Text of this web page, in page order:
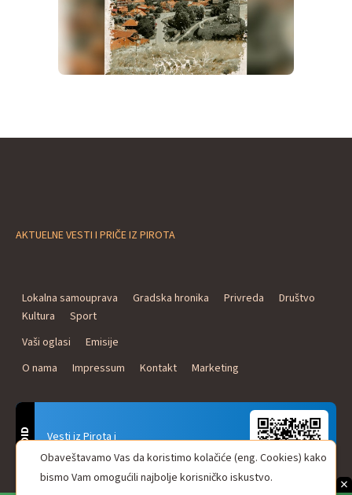
×
AKTUELNE VESTI I PRIČE IZ PIROTA
Lokalna samouprava Gradska hronika Privreda
Društvo
Kultura
Sport
Vaši oglasi
Emisije
O nama
Impressum Kontakt Marketing
Vesti iz Pirota i
Naxi Plus Radio
Uvek u Vašem džepu!
ANDROID Obaveštavamo Vas da koristimo kolačiće (eng. Cookies) kako
bismo Vam omogućili najbolje korisničko iskustvo.